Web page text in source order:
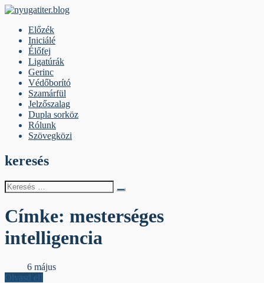
Skip
contentElőzék
Iniciálé
Élőfej
Ligatúrák
Gerinc
Védőborító
Szamárfül
Jelzőszalag
Dupla sorköz
Rólunk
Szövegközi
keresés
Keresés
erre:
Címke: mesterséges
intelligencia
6 május
Olvasd el!